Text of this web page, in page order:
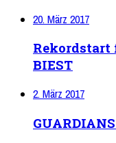
20. März 2017
Rekordstart
BIEST
2. März 2017